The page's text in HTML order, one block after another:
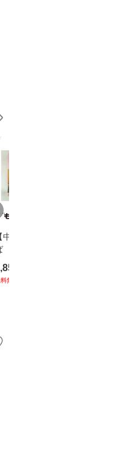
【中古】 耳をすませ
〈2枚組〉 [DVD] /
エナ・ビスタ・ホー
ム・エンターテイメン
無料